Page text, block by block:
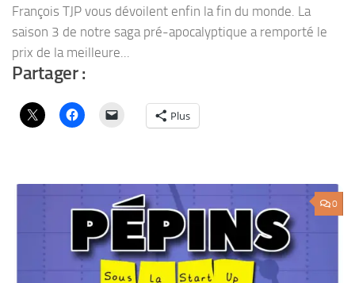
François TJP vous dévoilent enfin la fin du monde. La
saison 3 de notre saga pré-apocalyptique a remporté le
prix de la meilleure...
Partager :
Plus
0